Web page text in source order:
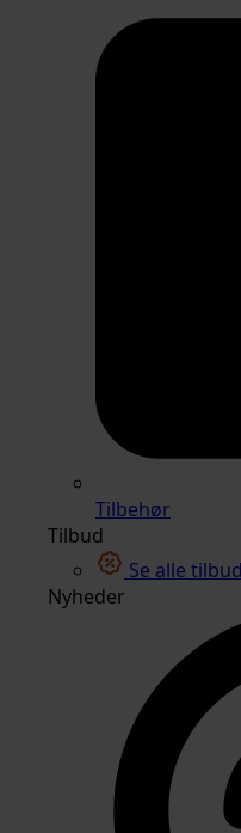
Tilbehør
Tilbud
Se alle tilbud
Nyheder